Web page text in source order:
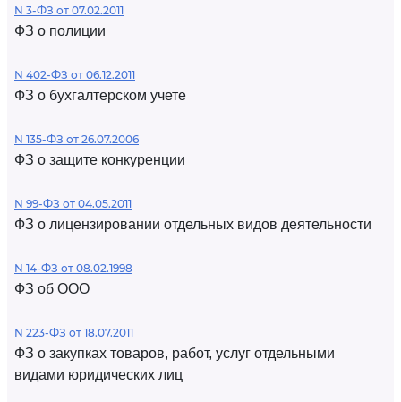
N 3-ФЗ от 07.02.2011
ФЗ о полиции
N 402-ФЗ от 06.12.2011
ФЗ о бухгалтерском учете
N 135-ФЗ от 26.07.2006
ФЗ о защите конкуренции
N 99-ФЗ от 04.05.2011
ФЗ о лицензировании отдельных видов деятельности
N 14-ФЗ от 08.02.1998
ФЗ об ООО
N 223-ФЗ от 18.07.2011
ФЗ о закупках товаров, работ, услуг отдельными
видами юридических лиц